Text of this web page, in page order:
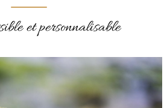
et personnalisable